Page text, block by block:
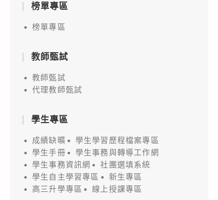
榜單專區
榜單專區
教師甄試
教師甄試
代理教師甄試
學生專區
成績缺曠
學生學習歷程檔案專區
學生手冊
學生事務與轉導工作網
學生事務資訊網
社團選填系統
學生自主學習專區
新生專區
高三升學專區
線上授課專區